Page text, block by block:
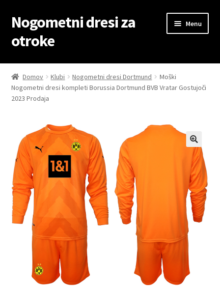
Skip
to
navigation
Skip
to
content
Nogometni dresi za
otroke
Menu
Domov
Blog
Košarica
Moj račun
Trgovina
Zaključek nakupa
Domov Klubi Nogometni dresi Dortmund
Moški
Nogometni dresi kompleti Borussia Dortmund BVB Vratar Gostujoči
2023 Prodaja